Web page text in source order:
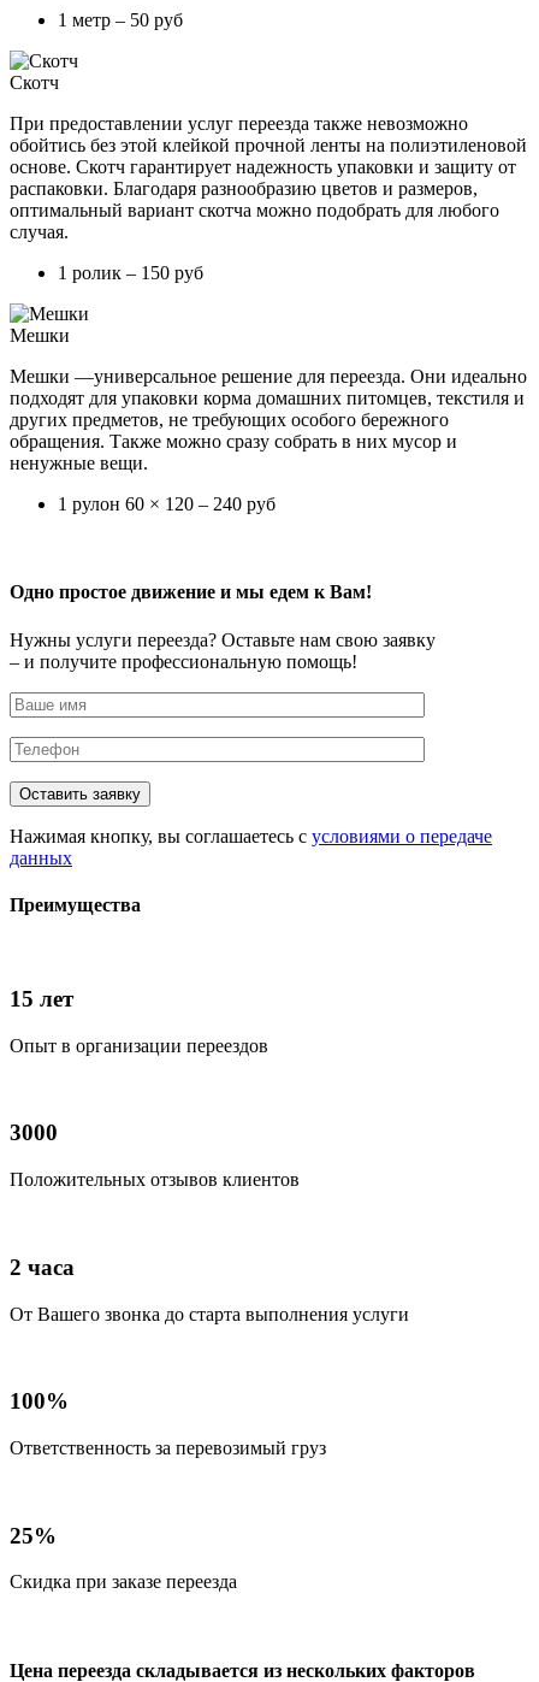
1 метр – 50 руб
Скотч
При предоставлении услуг переезда также невозможно
обойтись без этой клейкой прочной ленты на полиэтиленовой
основе. Скотч гарантирует надежность упаковки и защиту от
распаковки. Благодаря разнообразию цветов и размеров,
оптимальный вариант скотча можно подобрать для любого
случая.
1 ролик – 150 руб
Мешки
Мешки —универсальное решение для переезда. Они идеально
подходят для упаковки корма домашних питомцев, текстиля и
других предметов, не требующих особого бережного
обращения. Также можно сразу собрать в них мусор и
ненужные вещи.
1 рулон 60 × 120 – 240 руб
Одно простое движение и мы едем к Вам!
Нужны услуги переезда? Оставьте нам свою заявку
– и получите профессиональную помощь!
Нажимая кнопку, вы соглашаетесь с условиями о передаче
данных
Преимущества
15 лет
Опыт в организации переездов
3000
Положительных отзывов клиентов
2 часа
От Вашего звонка до старта выполнения услуги
100%
Ответственность за перевозимый груз
25%
Скидка при заказе переезда
Цена переезда складывается из нескольких факторов